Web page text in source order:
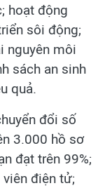
hoạt động
sôi động;
nguyên môi
sách an sinh
quả.
đổi số
3.000 hồ sơ
đạt trên 99%;
điện tử;